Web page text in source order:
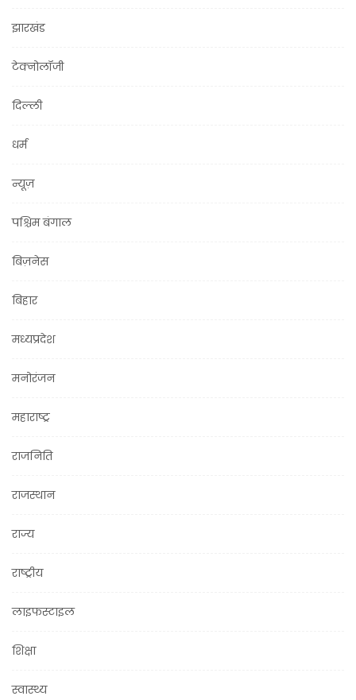
झारखंड
टेक्नोलॉजी
दिल्ली
धर्म
न्यूज़
पश्चिम बंगाल
बिज़नेस
बिहार
मध्यप्रदेश
मनोरंजन
महाराष्ट्र
राजनिति
राजस्थान
राज्य
राष्ट्रीय
लाइफस्टाइल
शिक्षा
स्वास्थ्य